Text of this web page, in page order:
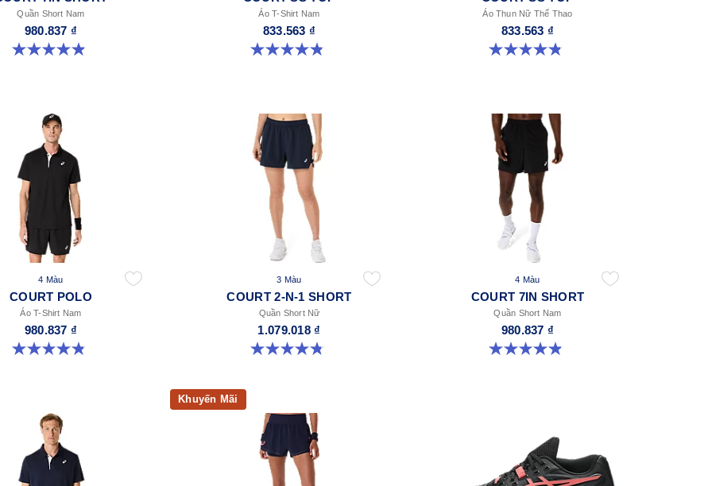
Quần Short Nam
980.837 ₫
4.9 trong số 5 sao. 155 đánh giá
Áo T-Shirt Nam
833.563 ₫
4.8 trong số 5 sao. 119 đánh giá
Áo Thun Nữ Thể Thao
833.563 ₫
4.8 trong số 5 sao. 55 đánh giá
4 Màu
COURT POLO
Áo T-Shirt Nam
980.837 ₫
4.9 trong số 5 sao. 28 đánh giá
3 Màu
COURT 2-N-1 SHORT
Quần Short Nữ
1.079.018 ₫
4.8 trong số 5 sao. 31 đánh giá
4 Màu
COURT 7IN SHORT
Quần Short Nam
980.837 ₫
4.9 trong số 5 sao. 155 đánh giá
Khuyến Mãi